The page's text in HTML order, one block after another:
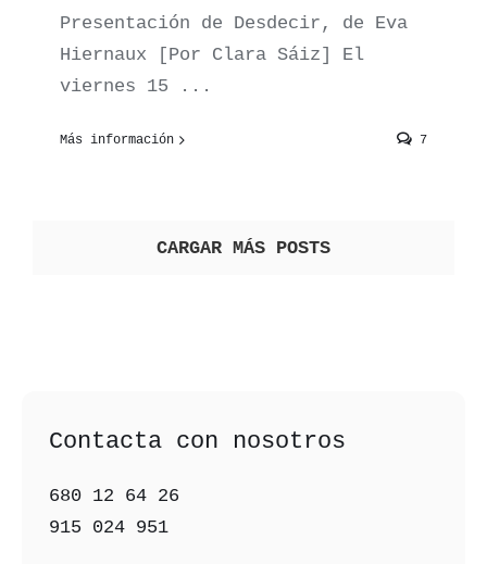
Presentación de Desdecir, de Eva
Hiernaux [Por Clara Sáiz] El
viernes 15 ...
Más información 7
CARGAR MÁS POSTS
Contacta con nosotros
680 12 64 26‬
915 024 951‬